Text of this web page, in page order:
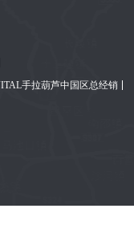
手拉葫芦中国区总经销